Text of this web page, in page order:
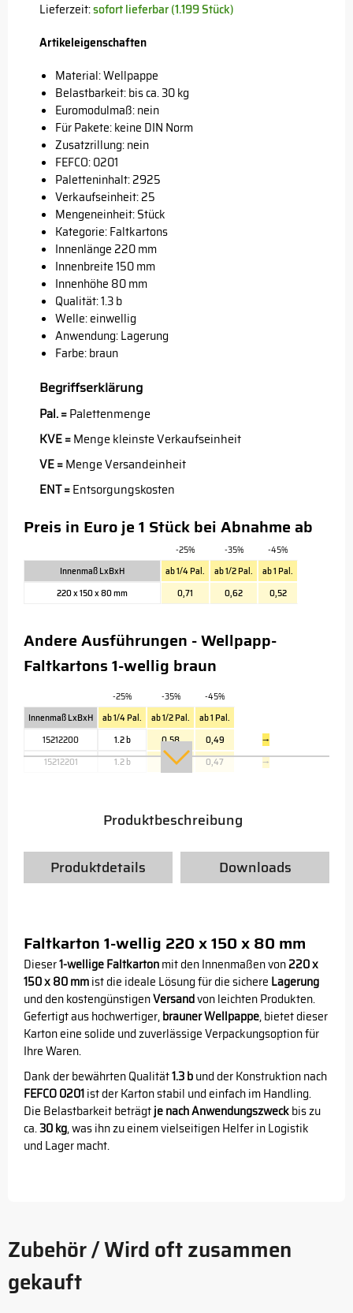
Lieferzeit:sofort lieferbar (1.199 Stück)
Artikeleigenschaften
Material: Wellpappe
Belastbarkeit: bis ca. 30 kg
Euromodulmaß: nein
Für Pakete: keine DIN Norm
Zusatzrillung: nein
FEFCO: 0201
Paletteninhalt: 2925
Verkaufseinheit: 25
Mengeneinheit: Stück
Kategorie: Faltkartons
Innenlänge 220 mm
Innenbreite 150 mm
Innenhöhe 80 mm
Qualität: 1.3 b
Welle: einwellig
Anwendung: Lagerung
Farbe: braun
Begriffserklärung
Pal. =Palettenmenge
KVE =Menge kleinste Verkaufseinheit
VE =Menge Versandeinheit
ENT =Entsorgungskosten
Preis in Euro je 1 Stück bei Abnahme ab
-25% -35%
-45%
Innenmaß LxBxH
ab 1/4 Pal. ab 1/2 Pal.
ab 1 Pal.
220 x 150 x 80 mm
0,71 0,62 0,52
Andere Ausführungen - Wellpapp-
Faltkartons 1-wellig braun
-25% -35%
-45%
Innenmaß LxBxH
ab 1/4 Pal. ab 1/2 Pal.
ab 1 Pal.
15212200
1.2 b 0,58 0,49
→
15212201
1.2 b 0,56 0,47 →
Produktbeschreibung
Produktdetails Downloads
Faltkarton 1-wellig 220 x 150 x 80 mm
Dieser1-wellige Faltkartonmit den Innenmaßen von220 x
150 x 80 mmist die ideale Lösung für die sichere Lagerung
und den kostengünstigenVersandvon leichten Produkten.
Gefertigt aus hochwertiger,brauner Wellpappe, bietet dieser
Karton eine solide und zuverlässige Verpackungsoption für
Ihre Waren.
Dank der bewährten Qualität1.3 bund der Konstruktion nach
FEFCO 0201ist der Karton stabil und einfach im Handling.
Die Belastbarkeit beträgtje nach Anwendungszweckbis zu
ca.30 kg, was ihn zu einem vielseitigen Helfer in Logistik
und Lager macht.
Zubehör / Wird oft zusammen
gekauft